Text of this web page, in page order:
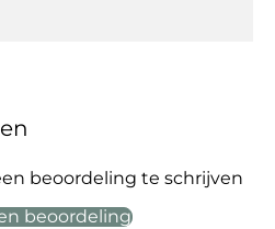
beoordeling te schrijven
beoordeling